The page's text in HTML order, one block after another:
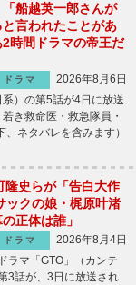
船越英一郎さんが
と言われたことがあ
時間ドラマの帝王だ
ドラマ
2026年8月6日
）の第5話が4日に放送
き救命医・救急隊員・
ネタバレを含みます）
隆史らが「告白大作
ックの娘・梶原叶渚
正体は誰」
ドラマ
2026年8月4日
ラマ「GTO」（カンテ
3話が、3日に放送され